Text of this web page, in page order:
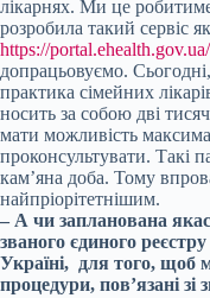
лікарнях. Ми це
розробила такий сервіс
https://portal.ehealth.gov.ua/
допрацьовуємо.
практика сімейних
носить за собою дві
мати можливість
проконсультувати. Такі
кам’яна доба. Тому
найпріорітетнішим.
– А чи запланована
званого єдиного
Україні, для того, щоб
процедури, пов’язані